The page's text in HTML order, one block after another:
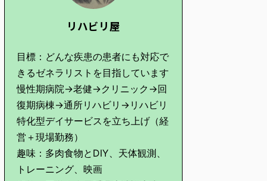
リハビリ屋
目標：どんな疾患の患者にも対応で
きるゼネラリストを目指しています
慢性期病院→老健→クリニック→回
復期病棟→通所リハビリ→リハビリ
特化型デイサービスを立ち上げ（経
営＋現場勤務）
趣味：多肉食物とDIY、天体観測、
トレーニング、映画